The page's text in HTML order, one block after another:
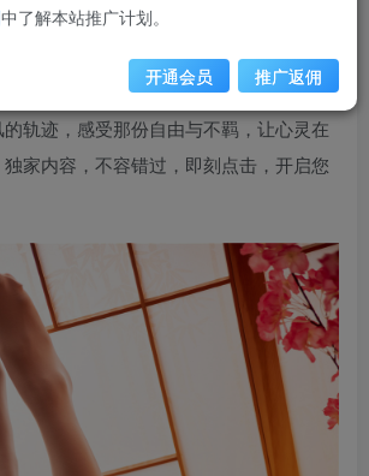
0242，一场视觉盛宴正等您来探索！本
美图片，将风之领域的壮丽与神秘完美捕
到细腻的尘埃，每一帧都是对风之奥秘的
轨迹，感受那份自由与不羁，让心灵在
家内容，不容错过，即刻点击，开启您
中了解本站推广计划。
开通会员 推广返佣